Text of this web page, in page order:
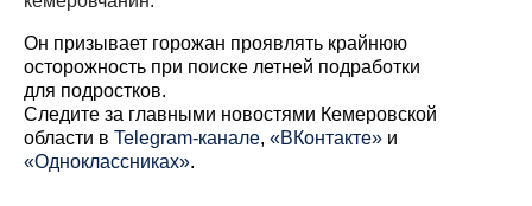
Он призывает горожан проявлять крайнюю
осторожность при поиске летней подработки
для подростков.
Cледите за главными новостями Кемеровской
области в Telegram-канале, «ВКонтакте» и
«Одноклассниках».